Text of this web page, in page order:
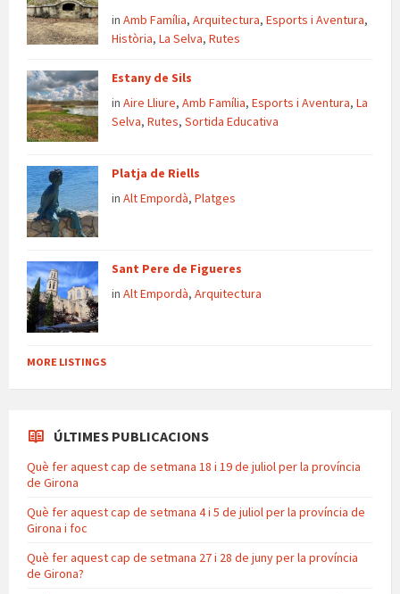
in Amb Família, Arquitectura, Esports i Aventura,
Història, La Selva, Rutes
Estany de Sils
in Aire Lliure, Amb Família, Esports i Aventura, La
Selva, Rutes, Sortida Educativa
Platja de Riells
in Alt Empordà, Platges
Sant Pere de Figueres
in Alt Empordà, Arquitectura
MORE LISTINGS
ÚLTIMES PUBLICACIONS
Què fer aquest cap de setmana 18 i 19 de juliol per la província
de Girona
Què fer aquest cap de setmana 4 i 5 de juliol per la província de
Girona i foc
Què fer aquest cap de setmana 27 i 28 de juny per la província
de Girona?